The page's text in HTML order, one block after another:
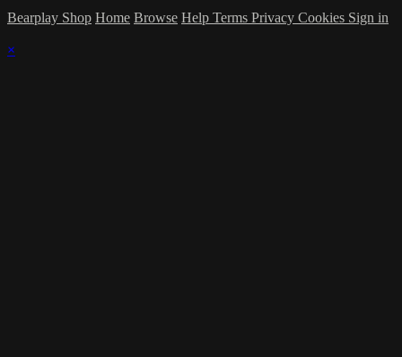
Bearplay Shop Home Browse Help Terms Privacy Cookies Sign in
×